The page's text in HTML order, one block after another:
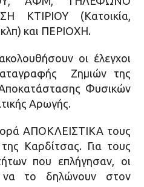
ΚΤΙΡΙΟΥ (Κατοικία,
και ΠΕΡΙΟΧΗ.
οι έλεγχοι
Ζημιών της
Φυσικών
Αρωγής.
ΑΠΟΚΛΕΙΣΤΙΚΑ τους
Καρδίτσας. Για τους
που επλήγησαν, οι
να το δηλώνουν στον